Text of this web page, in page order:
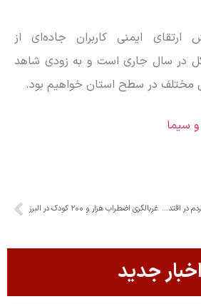
ارتقای ایمنی کاربران جاده‌ای از
کل در سال جاری است و به زودی شاهد
مختلف در سطح استان خواهیم بود.
سیما
اهمیت وحدت ملی و نقش مردم در اقتدار کشور غربالگری اضطراب هزار و ۲۰۰ کودک در البرز
اخبار جدید